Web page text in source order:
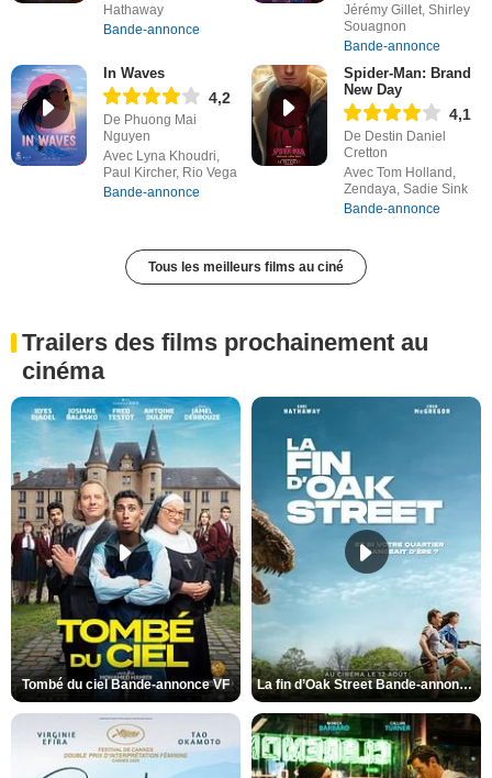
Hathaway
Bande-annonce
Jérémy Gillet, Shirley
Souagnon
Bande-annonce
In Waves
4,2
De Phuong Mai
Nguyen
Avec Lyna Khoudri,
Paul Kircher, Rio Vega
Bande-annonce
Spider-Man: Brand
New Day
4,1
De Destin Daniel
Cretton
Avec Tom Holland,
Zendaya, Sadie Sink
Bande-annonce
Tous les meilleurs films au ciné
Trailers des films prochainement au
cinéma
Tombé du ciel Bande-annonce VF La fin d’Oak Street Bande-annonce VO STFR